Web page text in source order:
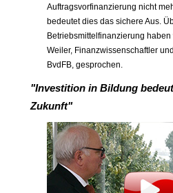
Auftragsvorfinanzierung nicht
bedeutet dies das sichere Aus.
Betriebsmittelfinanzierung
Weiler, Finanzwissenschaftler
BvdFB, gesprochen.
"Investition in Bildung
Zukunft"